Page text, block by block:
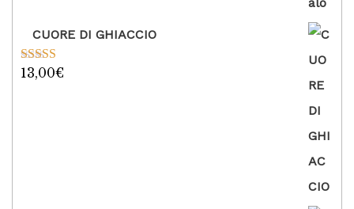
CUORE DI GHIACCIO
Valutato
13,00€